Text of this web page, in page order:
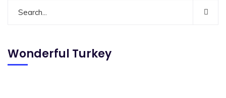
Wonderful Turkey